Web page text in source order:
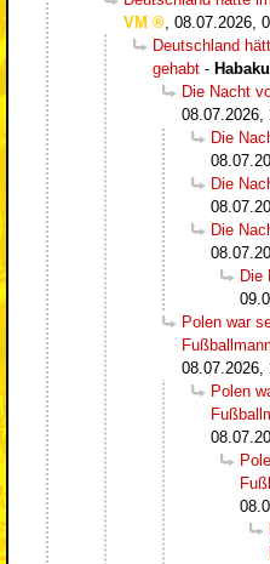
VM
08.07.2026,
Deutschland
gehabt -
Die Nacht
08.07.2026,
Die
Die
Die
Die
Polen war
08.07.2026,
Polen